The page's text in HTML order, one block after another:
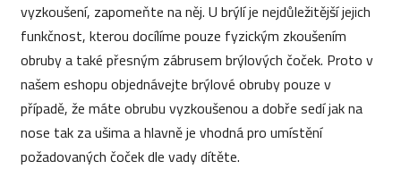
vyzkoušení, zapomeňte na něj. U brýlí je nejdůležitější jejich
funkčnost, kterou docílíme pouze fyzickým zkoušením
obruby a také přesným zábrusem brýlových čoček. Proto v
našem eshopu objednávejte brýlové obruby pouze v
případě, že máte obrubu vyzkoušenou a dobře sedí jak na
nose tak za ušima a hlavně je vhodná pro umístění
požadovaných čoček dle vady dítěte.